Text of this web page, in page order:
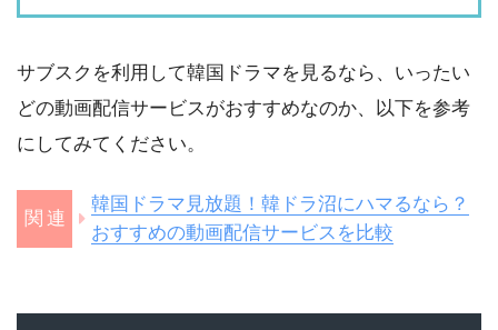
サブスクを利用して韓国ドラマを見るなら、いったい
どの動画配信サービスがおすすめなのか、以下を参考
にしてみてください。
韓国ドラマ見放題！韓ドラ沼にハマるなら？
おすすめの動画配信サービスを比較